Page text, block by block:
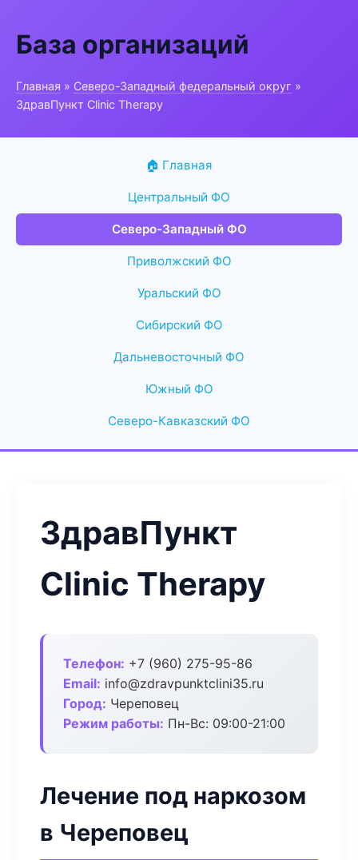
База организаций
Главная » Северо-Западный федеральный округ »
ЗдравПункт Clinic Therapy
🏠 Главная
Центральный ФО
Северо-Западный ФО
Приволжский ФО
Уральский ФО
Сибирский ФО
Дальневосточный ФО
Южный ФО
Северо-Кавказский ФО
ЗдравПункт
Clinic Therapy
Телефон: +7 (960) 275-95-86
Email: info@zdravpunktclini35.ru
Город: Череповец
Режим работы: Пн-Вс: 09:00-21:00
Лечение под наркозом
в Череповец